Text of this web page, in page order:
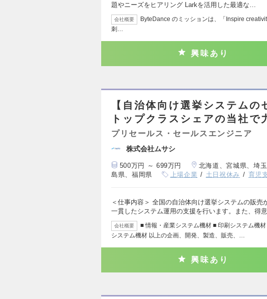
題やニーズをヒアリング Larkを活用した最適な…
会社概要
ByteDance のミッションは、「Inspire
刺…
興味あり
【自治体向け選挙システム
トップクラスシェアの当社で
プリセールス・セールスエンジニア
株式会社ムサシ
500万円 ～ 699万円
北海道、宮城県、埼
島県、福岡県
上場企業 土日祝休み 育児
＜仕事内容＞ 全国の自治体向け選挙システムの販売
一貫したシステム運用の支援を行います。また、得
会社概要
■ 情報・産業システム機材 ■ 印刷システム機
システム機材 以上の企画、開発、製造、販売、…
興味あり